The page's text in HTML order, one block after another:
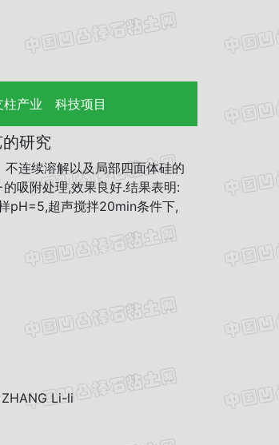
柱产业 科技项目
研究
连续溶解以及局部四面体硅的
吸附处理,效果良好.结果表明:
pH=5,超声搅拌20min条件下,
Li-li